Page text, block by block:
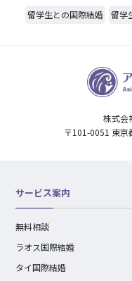
留学生との国際結婚 留学
株式会
〒101-0051 東京
サービス案内
無料相談
ラオス国際結婚
タイ国際結婚